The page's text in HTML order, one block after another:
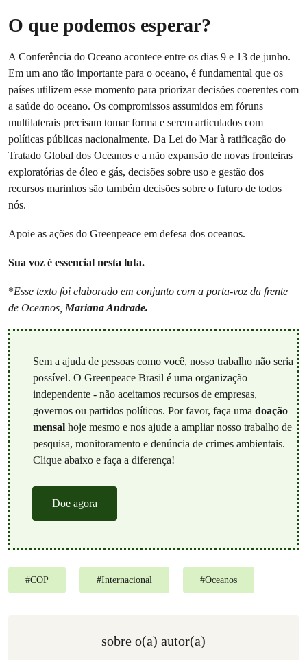
O que podemos esperar?
A Conferência do Oceano acontece entre os dias 9 e 13 de junho.
Em um ano tão importante para o oceano, é fundamental que os
países utilizem esse momento para priorizar decisões coerentes com
a saúde do oceano. Os compromissos assumidos em fóruns
multilaterais precisam tomar forma e serem articulados com
políticas públicas nacionalmente. Da Lei do Mar à ratificação do
Tratado Global dos Oceanos e a não expansão de novas fronteiras
exploratórias de óleo e gás, decisões sobre uso e gestão dos
recursos marinhos são também decisões sobre o futuro de todos
nós.
Apoie as ações do Greenpeace em defesa dos oceanos.
Sua voz é essencial nesta luta.
*Esse texto foi elaborado em conjunto com a porta-voz da frente
de Oceanos, Mariana Andrade.
Sem a ajuda de pessoas como você, nosso trabalho não seria
possível. O Greenpeace Brasil é uma organização
independente - não aceitamos recursos de empresas,
governos ou partidos políticos. Por favor, faça uma doação
mensalhoje mesmo e nos ajude a ampliar nosso trabalho de
pesquisa, monitoramento e denúncia de crimes ambientais.
Clique abaixo e faça a diferença!
Doe agora
#COP #Internacional #Oceanos
sobre o(a) autor(a)